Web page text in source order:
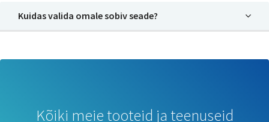
Kuidas valida omale sobiv seade?
Kõiki meie tooteid ja teenuseid